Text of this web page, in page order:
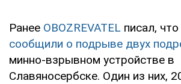
Ранее OBOZREVATEL писал,
сообщили о подрыве двух
минно-взрывном устройстве в
Славяносербске. Один из них,